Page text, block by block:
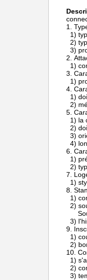
1.
1)
2)
3)
2.
1)
3.
1)
4.
1)
2)
5.
1) la
2)
3)
4)
6.
1)
2)
7.
1)
8.
1)
2)
3)
9.
1)
2)
10.
1)
2)
3)